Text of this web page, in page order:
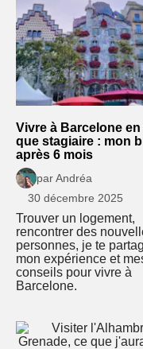
Vivre à Barcelone
que stagiaire : mon
après 6 mois
par Andréa
30 décembre 2025
Trouver un logement,
rencontrer des
personnes, je te
mon expérience et
conseils pour vivre à
Barcelone.